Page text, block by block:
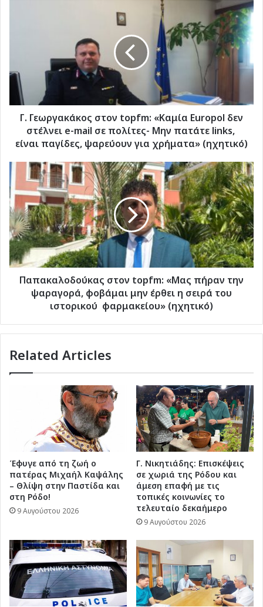
δεν
στέλνει
e-
mail
πολίτες-
πατάτε
links,
είναι
παγίδες,
ψαρεύουν
για
χρήματα»
(ηχητικό)
Γ. Γεωργακάκος στον topfm: «Καμία Europol δεν
στέλνει e-mail σε πολίτες- Μην πατάτε links,
είναι παγίδες, ψαρεύουν για χρήματα» (ηχητικό)
Παπακαλοδούκας
στον
topfm:
«Μας
πήραν
την
ψαραγορά,
φοβάμαι
μην
έρθει
ιστορικού
(ηχητικό)
Παπακαλοδούκας στον topfm: «Μας πήραν την
ψαραγορά, φοβάμαι μην έρθει η σειρά του
ιστορικού φαρμακείου» (ηχητικό)
Related Articles
Έφυγε από τη ζωή ο
πατέρας Μιχαήλ Καψάλης
– Θλίψη στην Παστίδα και
στη Ρόδο!
9 Αυγούστου 2026
Γ. Νικητιάδης: Επισκέψεις
σε χωριά της Ρόδου και
άμεση επαφή με τις
τοπικές κοινωνίες το
τελευταίο δεκαήμερο
9 Αυγούστου 2026